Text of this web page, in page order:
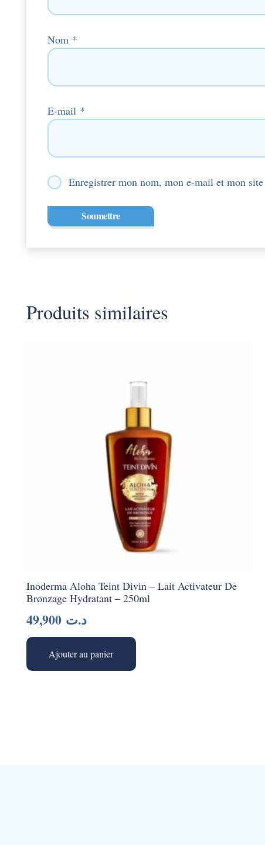
Nom *
E-mail *
Enregistrer mon nom, mon e-mail et mon
Produits similaires
Inoderma Aloha Teint Divin – Lait Activateur De
Bronzage Hydratant – 250ml
د.ت
Ajouter au panier